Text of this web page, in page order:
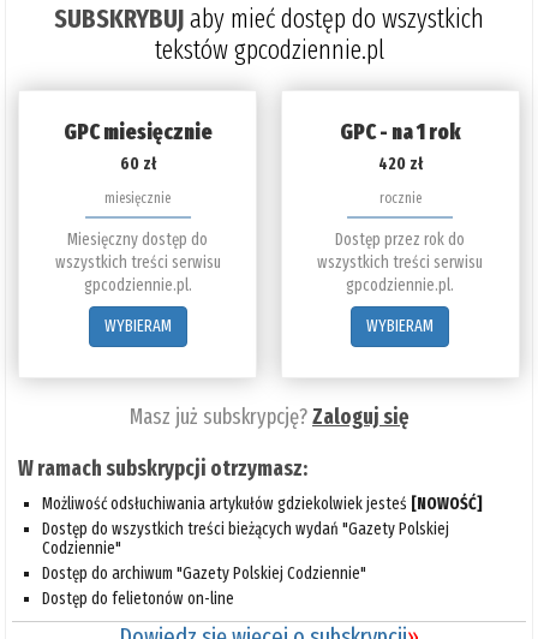
SUBSKRYBUJaby mieć dostęp do wszystkich
tekstów gpcodziennie.pl
GPC miesięcznie
60 zł
miesięcznie
Miesięczny dostęp do
wszystkich treści serwisu
gpcodziennie.pl.
WYBIERAM
GPC - na 1 rok
420 zł
rocznie
Dostęp przez rok do
wszystkich treści serwisu
gpcodziennie.pl.
WYBIERAM
Masz już subskrypcję?Zaloguj się
W ramach subskrypcji otrzymasz:
Możliwość odsłuchiwania artykułów gdziekolwiek jesteś [NOWOŚĆ]
Dostęp do wszystkich treści bieżących wydań "Gazety Polskiej
Codziennie"
Dostęp do archiwum "Gazety Polskiej Codziennie"
Dostęp do felietonów on-line